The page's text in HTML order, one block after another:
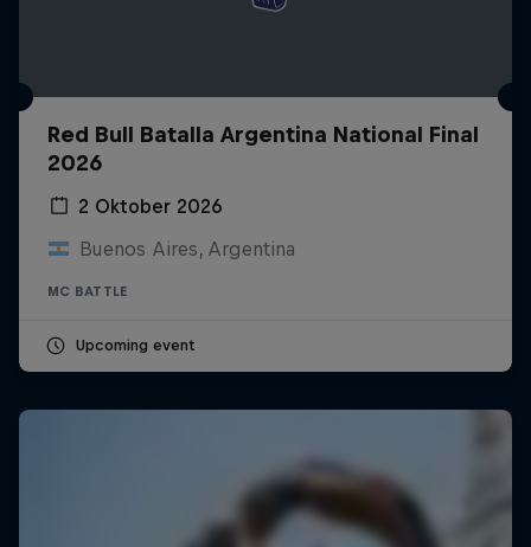
Red Bull Batalla Argentina National Final
2026
2 Oktober 2026
Buenos Aires, Argentina
MC BATTLE
Upcoming event